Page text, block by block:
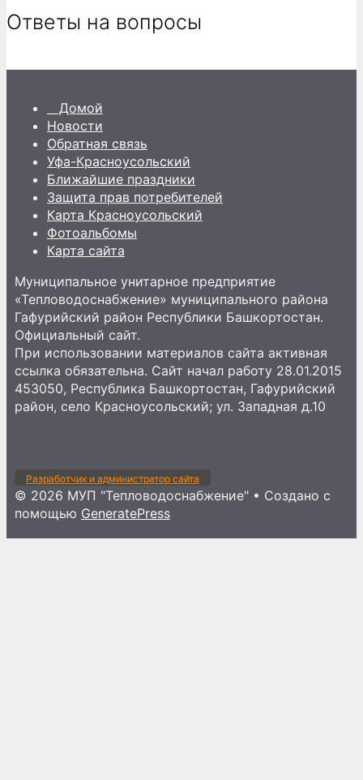
Ответы на вопросы
Домой
Новости
Обратная связь
Уфа-Красноусольский
Ближайшие праздники
Защита прав потребителей
Карта Красноусольский
Фотоальбомы
Карта сайта
Муниципальное унитарное предприятие
«Тепловодоснабжение» муниципального района
Гафурийский район Республики Башкортостан.
Официальный сайт.
При использовании материалов сайта активная
ссылка обязательна. Сайт начал работу 28.01.2015
453050, Республика Башкортостан, Гафурийский
район, село Красноусольский; ул. Западная д.10
Разработчик и администратор сайта
© 2026 МУП "Тепловодоснабжение" • Создано с
помощью GeneratePress